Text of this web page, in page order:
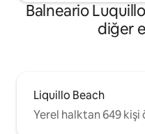
Balneario
diğer
Liquillo Beach
Yerel halktan 649 kişi